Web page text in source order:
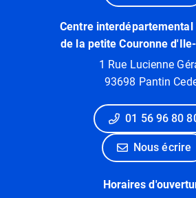
Centre interdépartemental
de la petite Couronne
1 Rue Lucienne
93698 Pantin
01 56 96 80
Nous écrire
Horaires